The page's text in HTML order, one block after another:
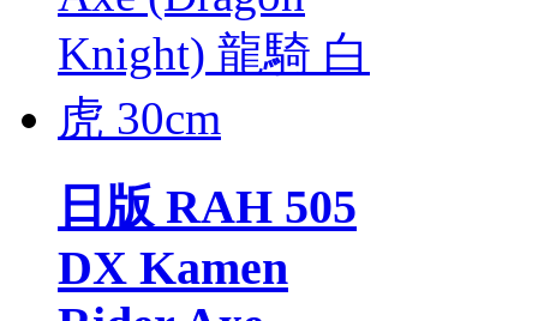
日版 RAH 505
DX Kamen